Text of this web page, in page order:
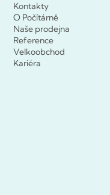
Kontakty
O Počítárně
Naše prodejna
Reference
Velkoobchod
Kariéra